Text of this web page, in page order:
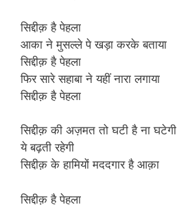
सिद्दीक़ है पेहला
आका ने मुसल्ले पे खड़ा करके बताया
सिद्दीक़ है पेहला
फिर सारे सहाबा ने यहीं नारा लगाया
सिद्दीक़ है पेहला
सिद्दीक़ की अज़मत तो घटी है ना घटेगी
ये बढ़ती रहेगी
सिद्दीक़ के हामियों मददगार है आक़ा
सिद्दीक़ है पेहला